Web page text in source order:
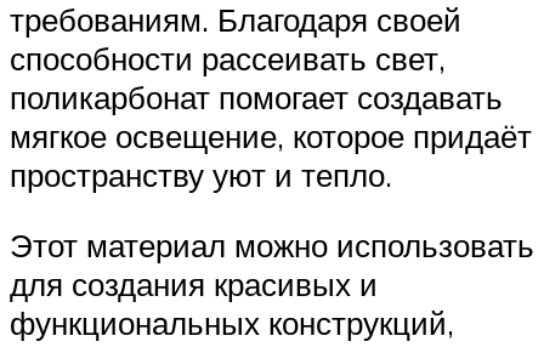
требованиям. Благодаря своей
способности рассеивать свет,
поликарбонат помогает создавать
мягкое освещение, которое придаёт
пространству уют и тепло.
Этот материал можно использовать
для создания красивых и
функциональных конструкций,